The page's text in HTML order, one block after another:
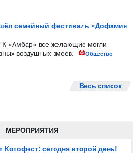
МЕРОПРИЯТИЯ
Котофест: сегодня второй день!
семейный фестиваль «Дофамин
«Амбар» все желающие могли
воздушных змеев.
Общество
Весь список